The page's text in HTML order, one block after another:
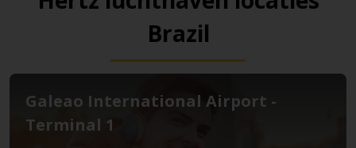
Brazil
Galeao International Airport -
Terminal 1